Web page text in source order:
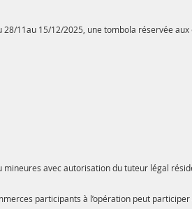
11au 15/12/2025, une tombola réservée
avec autorisation du tuteur légal
participants à l’opération peut